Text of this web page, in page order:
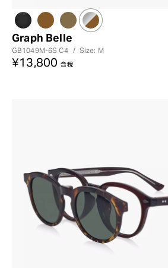
Graph Belle
GB1049M-6SC4 / Size: M
¥13,800 含稅